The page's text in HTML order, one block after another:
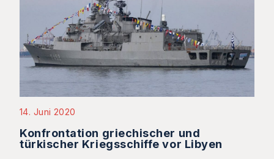
14. Juni 2020
Konfrontation griechischer und
türkischer Kriegsschiffe vor Libyen